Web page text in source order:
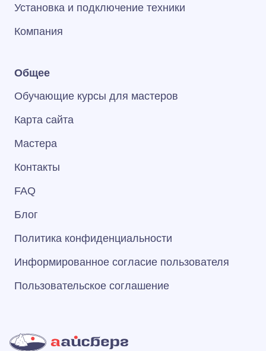
Установка и подключение техники
Компания
Общее
Обучающие курсы для мастеров
Карта сайта
Мастера
Контакты
FAQ
Блог
Политика конфиденциальности
Информированное согласие пользователя
Пользовательское соглашение